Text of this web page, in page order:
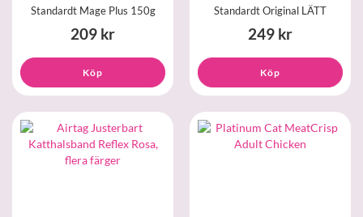
Standardt Mage Plus 150g
209 kr
Köp
Standardt Original LÄTT
249 kr
Köp